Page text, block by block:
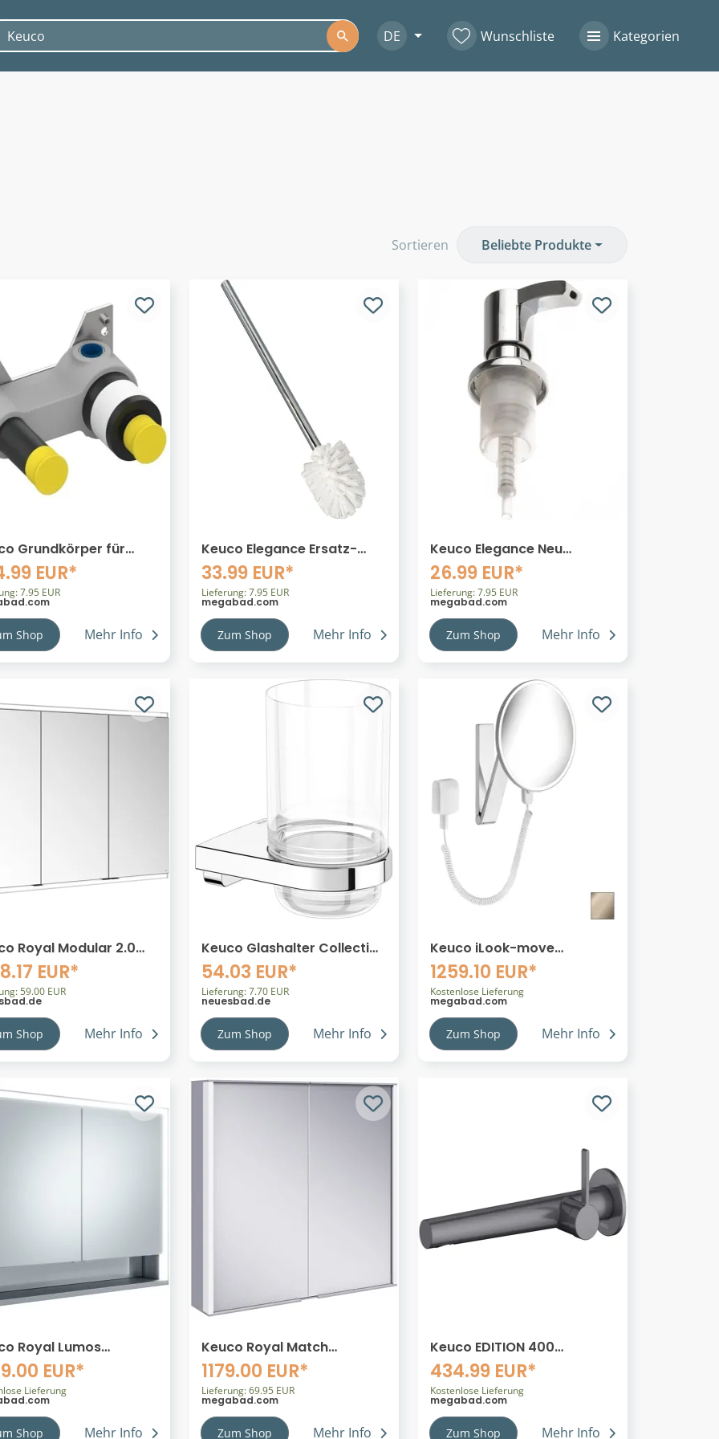
DE Wunschliste Kategorien
Sortieren Beliebte Produkte
Grundkörper für
UP
EUR*
7.95 EUR
Shop Mehr Info
Keuco Elegance Ersatz-
Toilettenbürste mit Griff
33.99 EUR*
Lieferung: 7.95 EUR
megabad.com
Zum Shop Mehr Info
Keuco Elegance Neu
Ersatzpumpe für
Schaumseifenspender
26.99 EUR*
Lieferung: 7.95 EUR
megabad.com
Zum Shop Mehr Info
Royal Modular 2.0
bel. 80031,
EUR*
59.00 EUR
Shop Mehr Info
Keuco Glashalter Collection
Moll 12750, 12750019000
54.03 EUR*
Lieferung: 7.70 EUR
neuesbad.de
Zum Shop Mehr Info
Keuco iLook-move
Kosmetikspiegel, rund mit
UP-Transformator, DALI-
steuerbar
1259.10 EUR*
Kostenlose Lieferung
megabad.com
Zum Shop Mehr Info
Royal Lumos
100 x 73,5
Türen, offene Ablage,
EUR*
Lieferung
Shop Mehr Info
Keuco Royal Match
Spiegelschrank mit LED-
Beleuchtung 80 x 70 cm, CH
Version
1179.00 EUR*
Lieferung: 69.95 EUR
megabad.com
Zum Shop Mehr Info
Keuco EDITION 400
Einhebel-
Waschtischmischer
Unterputz, Ausladung 24,3
cm
434.99 EUR*
Kostenlose Lieferung
megabad.com
Zum Shop Mehr Info